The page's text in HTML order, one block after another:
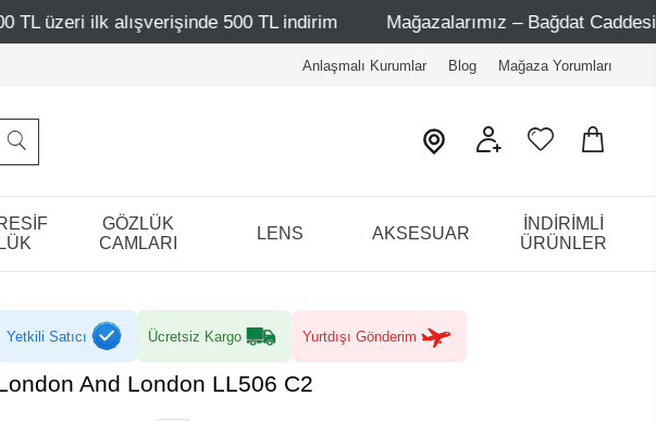
500 TL indirim Mağazalarımız – Bağdat Caddesi 1 - Bağdat
Anlaşmalı Kurumlar Blog Mağaza Yorumları
GÖZLÜK
CAMLARI
LENS AKSESUAR
İNDİRİMLİ
ÜRÜNLER
Yetkili Satıcı Ücretsiz Kargo Yurtdışı Gönderim
And London LL506 C2